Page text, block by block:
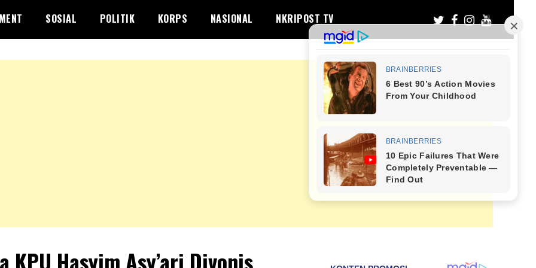
SOSIAL POLITIK KORPS NASIONAL NKRIPOST TV
KPU Hasyim Asy’ari Divonis